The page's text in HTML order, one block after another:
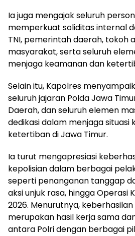
Ia juga mengajak seluruh
memperkuat soliditas internal
TNI, pemerintah daerah, tokoh
masyarakat, serta seluruh
menjaga keamanan dan
Selain itu, Kapolres
seluruh jajaran Polda Jawa
Daerah, dan seluruh elemen
dedikasi dalam menjaga situasi
ketertiban di Jawa Timur.
Ia turut mengapresiasi
kepolisian dalam berbagai
seperti penanganan tanggap
aksi unjuk rasa, hingga Operasi
2026. Menurutnya,
merupakan hasil kerja sama
antara Polri dengan berbagai